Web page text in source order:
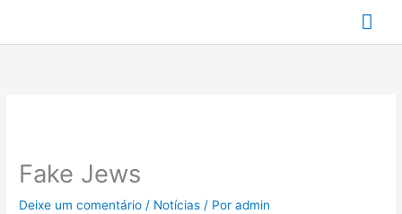
Fake Jews
Deixe um comentário / Notícias / Poradmin